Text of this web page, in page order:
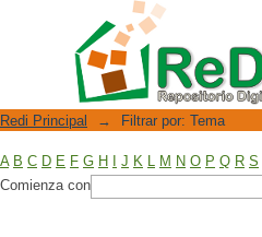
Filtrar por: Tema
Repositorio Digital
Redi Principal → Filtrar por: Tema
A B C D E F G H J K L M N O P Q R S
Comienza con